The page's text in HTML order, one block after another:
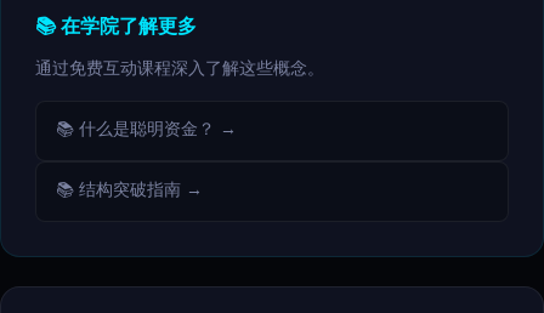
📚 在学院了解更多
通过免费互动课程深入了解这些概念。
📚 什么是聪明资金？ →
📚 结构突破指南 →